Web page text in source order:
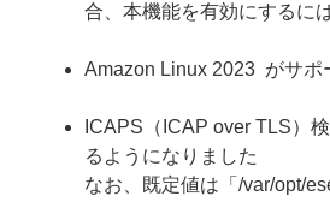
合、本機能を有効にするに
Amazon Linux 2023 がサポ
ICAPS（ICAP over TLS）
るようになりました
なお、既定値は「/var/opt/